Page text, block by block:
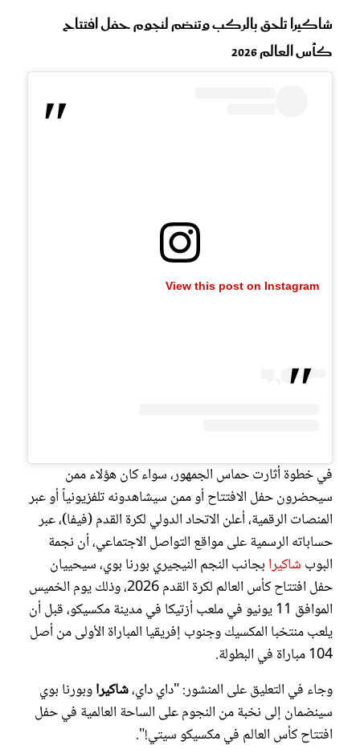
شاكيرا تلحق بالركب وتنضم لنجوم حفل افتتاح
كأس العالم 2026
View this post on Instagram
في خطوة أثارت حماس الجمهور، سواء كان هؤلاء ممن
سيحضرون حفل الافتتاح أو ممن سيشاهدونه تلفزيونياً أو عبر
المنصات الرقمية، أعلن الاتحاد الدولي لكرة القدم (فيفا)، عبر
حساباته الرسمية على مواقع التواصل الاجتماعي، أن نجمة
البوب شاكيرا بجانب النجم النيجيري بورنا بوي، سيحييان
حفل افتتاح كأس العالم لكرة القدم 2026، وذلك يوم الخميس
الموافق 11 يونيو في ملعب أزتيكا في مدينة مكسيكو، قبل أن
يلعب منتخبا المكسيك وجنوب إفريقيا المباراة الأولى من أصل
104 مباراة في البطولة.
وجاء في التعليق على المنشور: "داي داي،شاكيراوبورنا بوي
سينضمان إلى نخبة من النجوم على الساحة العالمية في حفل
افتتاح كأس العالم في مكسيكو سيتي!".